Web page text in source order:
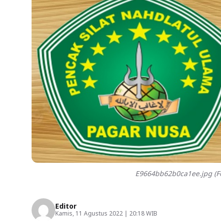
E9664bb62b0ca1ee.jpg
Editor
Kamis, 11 Agustus 2022 | 20:18 WIB